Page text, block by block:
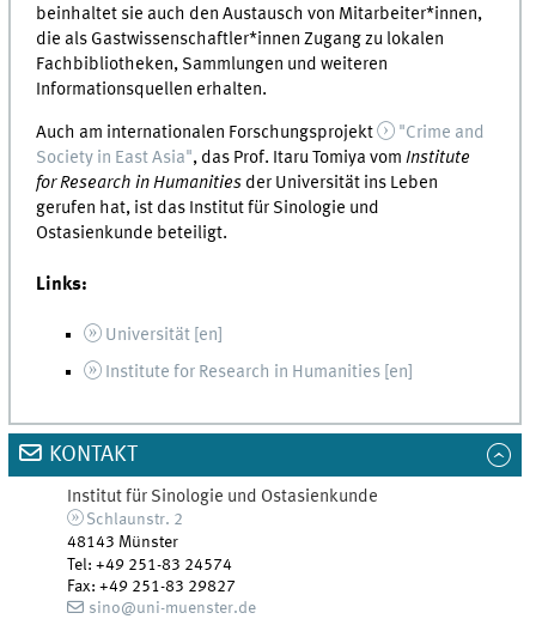
beinhaltet sie auch den Austausch von Mitarbeiter*innen,
die als Gastwissenschaftler*innen Zugang zu lokalen
Fachbibliotheken, Sammlungen und weiteren
Informationsquellen erhalten.
Auch am internationalen Forschungsprojekt
"Crime and
Society in East Asia", das Prof. Itaru Tomiya vomInstitute
for Research in Humanities der Universität ins Leben
gerufen hat, ist das Institut für Sinologie und
Ostasienkunde beteiligt.
Links:
Universität [ en
Institute for Research in Humanities [ en
KONTAKT
Institut für Sinologie und Ostasienkunde
Schlaunstr. 2
48143 Münster
Tel:+49 251-83 24574
Fax:+49 251-83 29827
sino@uni-muenster.de